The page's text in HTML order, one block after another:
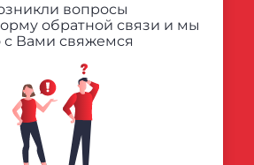
вопросы
обратной связи и мы
с Вами свяжемся